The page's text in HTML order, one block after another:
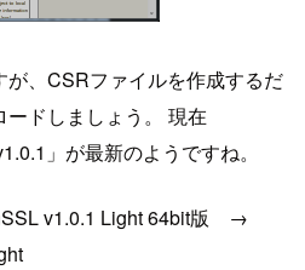
、CSRファイルを作成するだ
ドしましょう。 現在
」が最新のようですね。
v1.0.1 Light 64bit版 →